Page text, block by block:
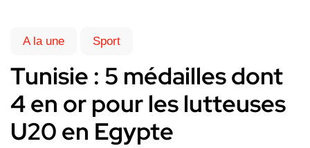
A la une Sport
Tunisie : 5 médailles dont
4 en or pour les lutteuses
U20 en Egypte